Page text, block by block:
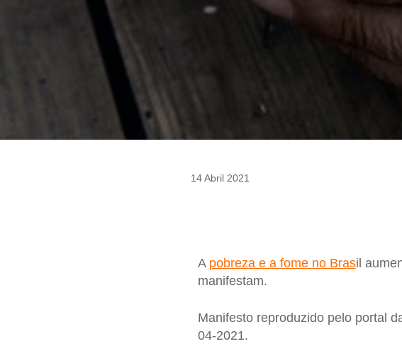
14 Abril 2021
A pobreza e a fome no Brasil
manifestam.
Manifesto reproduzido pelo portal
04-2021.